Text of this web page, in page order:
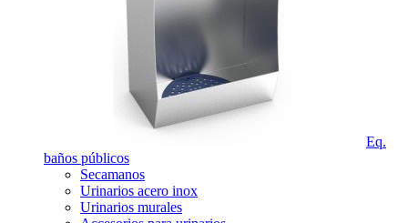
Eq.
baños públicos
Secamanos
Urinarios acero inox
Urinarios murales